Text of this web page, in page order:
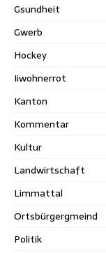
Gsundheit
Gwerb
Hockey
Iiwohnerrot
Kanton
Kommentar
Kultur
Landwirtschaft
Limmattal
Ortsbürgergmeind
Politik